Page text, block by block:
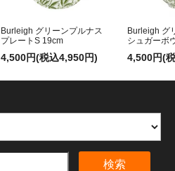
Burleigh グリーンプルナス
プレートS 19cm
4,500円(税込4,950円)
Burleigh グ
シュガーボ
4,500円(
検索